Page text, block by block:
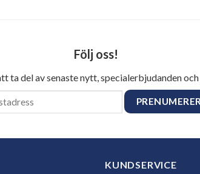
Följ oss!
ta del av senaste nytt, specialerbjudanden
KUNDSERVICE